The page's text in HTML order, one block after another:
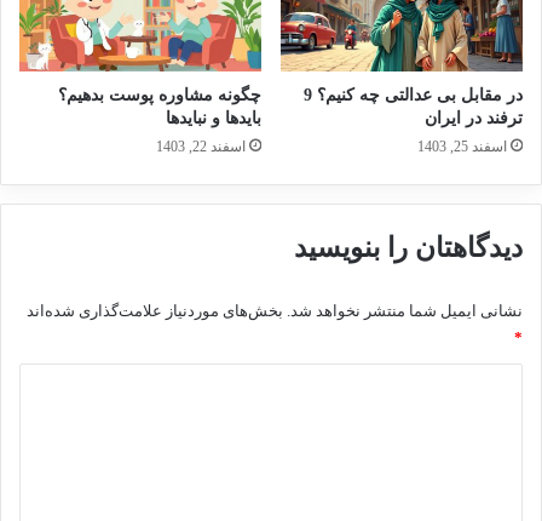
در مقابل بی عدالتی چه کنیم؟ 9
ترفند در ایران
اسفند 25, 1403
چگونه مشاوره پوست بدهیم؟
بایدها و نبایدها
اسفند 22, 1403
دیدگاهتان را بنویسید
نشانی ایمیل شما منتشر نخواهد شد. بخش‌های موردنیاز علامت‌گذاری شده‌اند
*